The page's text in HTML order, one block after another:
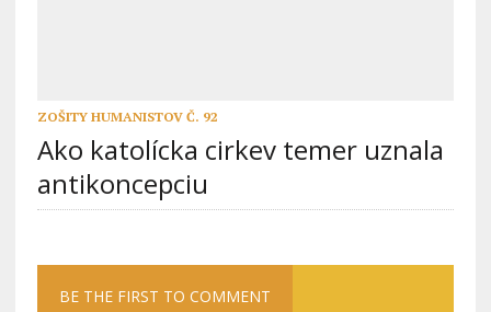
ZOŠITY HUMANISTOV Č. 92
Ako katolícka cirkev temer uznala
antikoncepciu
BE THE FIRST TO COMMENT